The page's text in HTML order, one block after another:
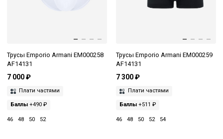
Трусы Emporio Armani EM000258
AF14131
7 000 ₽
Плати частями
Баллы +490 ₽
46 48 50 52
Трусы Emporio Armani EM000259
AF14131
7 300 ₽
Плати частями
Баллы+511 ₽
46 48 50 52 54